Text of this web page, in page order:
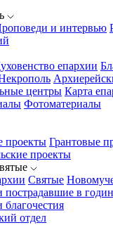
и интервью
епархии
центры Карта
Фотоматериалы
проекты Грантовые
проекты
Святые
пострадавшие в
отдел